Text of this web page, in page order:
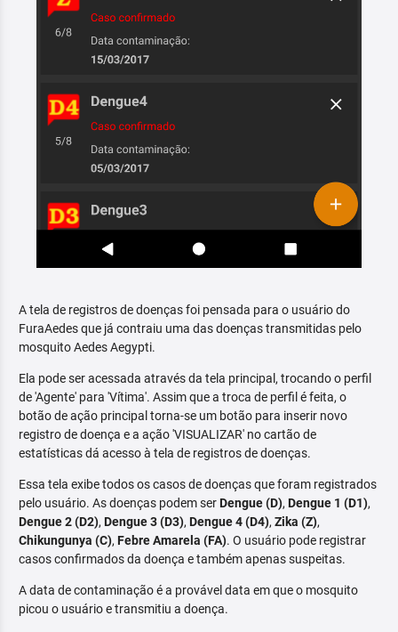
A tela de registros de doenças foi pensada para o usuário do
FuraAedes que já contraiu uma das doenças transmitidas pelo
mosquito Aedes Aegypti.
Ela pode ser acessada através da tela principal, trocando o perfil
de 'Agente' para 'Vítima'. Assim que a troca de perfil é feita, o
botão de ação principal torna-se um botão para inserir novo
registro de doença e a ação 'VISUALIZAR' no cartão de
estatísticas dá acesso à tela de registros de doenças.
Essa tela exibe todos os casos de doenças que foram registrados
pelo usuário. As doenças podem serDengue (D), Dengue 1 (D1),
Dengue 2 (D2), Dengue 3 (D3), Dengue 4 (D4), Zika (Z),
Chikungunya (C), Febre Amarela (FA). O usuário pode registrar
casos confirmados da doença e também apenas suspeitas.
A data de contaminação é a provável data em que o mosquito
picou o usuário e transmitiu a doença.